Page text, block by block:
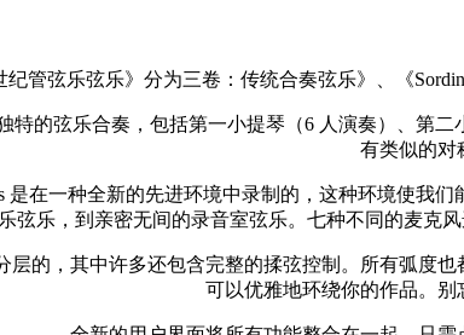
纪管弦乐弦乐》分为三卷：传统合奏弦乐》、《
特的弦乐合奏，包括第一小提琴（6 人演奏）、第
有类似的对
是在一种全新的先进环境中录制的，这种环境使
弦乐，到亲密无间的录音室弦乐。七种不同的麦克
层的，其中许多还包含完整的揉弦控制。所有弧度
可以优雅地环绕你的作品。别